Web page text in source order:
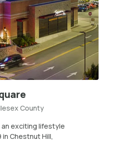
County
an exciting lifestyle
Chestnut Hill,